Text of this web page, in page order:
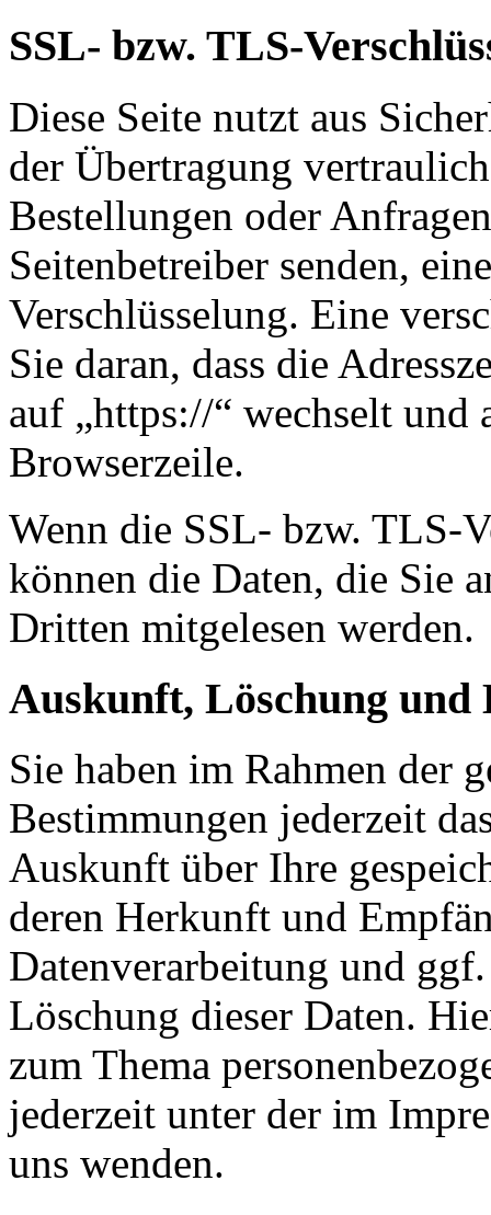
SSL- bzw. TLS-
Diese Seite nutzt aus
der Übertragung
Bestellungen oder
Seitenbetreiber senden,
Verschlüsselung. Eine
Sie daran, dass die
auf „https://“ wechselt
Browserzeile.
Wenn die SSL- bzw. TLS-
können die Daten, die Sie
Dritten mitgelesen werden.
Auskunft, Löschung und
Sie haben im Rahmen der
Bestimmungen jederzeit
Auskunft über Ihre
deren Herkunft und
Datenverarbeitung und
Löschung dieser Daten.
zum Thema
jederzeit unter der im
uns wenden.